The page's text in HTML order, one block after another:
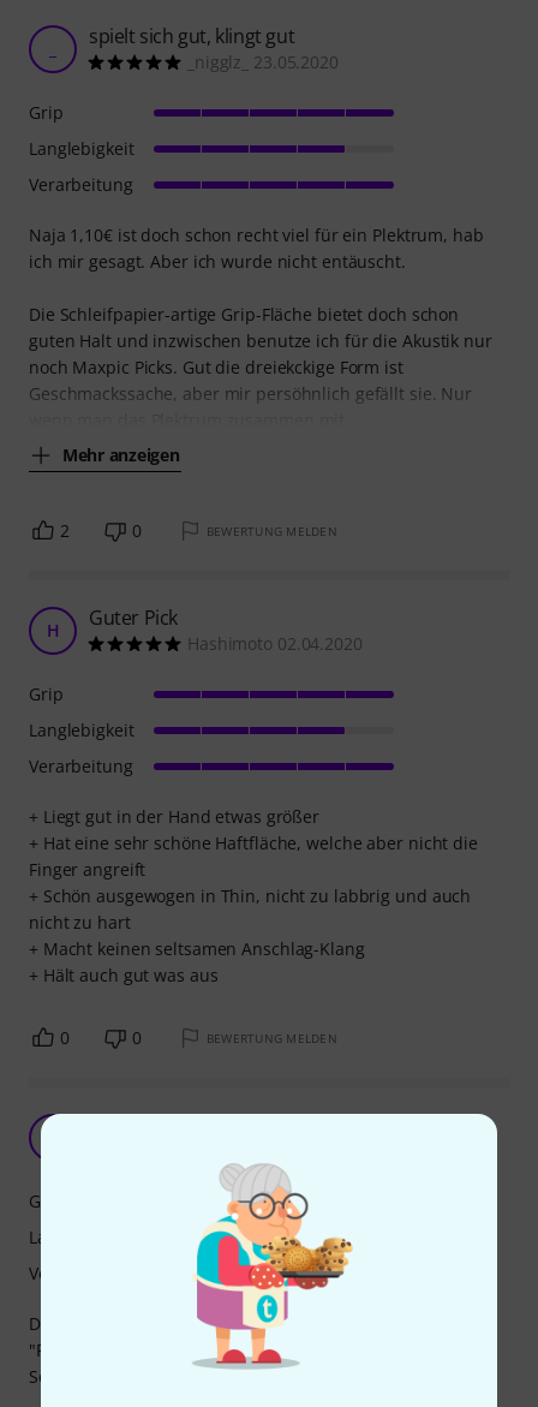
spielt sich gut, klingt gut
_nigglz_ 23.05.2020
Naja 1,10€ ist doch schon recht viel für ein Plektrum, hab
ich mir gesagt. Aber ich wurde nicht entäuscht.
Die Schleifpapier-artige Grip-Fläche bietet doch schon
guten Halt und inzwischen benutze ich für die Akustik nur
noch Maxpic Picks. Gut die dreiekckige Form ist
Geschmackssache, aber mir persöhnlich gefällt sie. Nur
Mehr anzeigen
Grip
Langlebigkeit
Verarbeitung
2 0 BEWERTUNG MELDEN
H Guter Pick
Hashimoto 02.04.2020
+ Liegt gut in der Hand etwas größer
+ Hat eine sehr schöne Haftfläche, welche aber nicht die
Finger angreift
+ Schön ausgewogen in Thin, nicht zu labbrig und auch
nicht zu hart
+ Macht keinen seltsamen Anschlag-Klang
+ Hält auch gut was aus
Grip
Langlebigkeit
Verarbeitung
0 0 BEWERTUNG MELDEN
Durch die Oberfläche welche etwas aufgerauht ist hält das
"Plättchen" einwandfrei zwischen den Fingern.
So soll es sein.
Grip
Langlebigkeit
Verarbeitung